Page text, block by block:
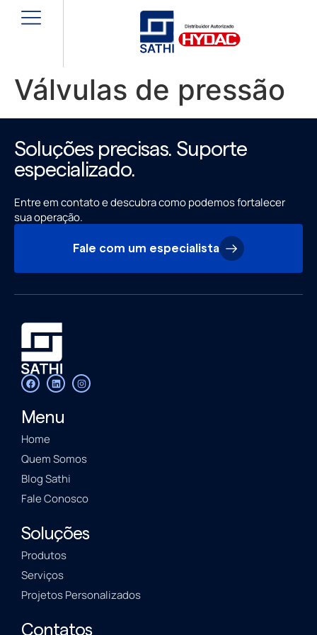
Válvulas de pressão
Soluções precisas. Suporte
especializado.
Entre em contato e descubra como podemos fortalecer
sua operação.
Fale com um especialista
Menu
Home
Quem Somos
Blog Sathi
Fale Conosco
Soluções
Produtos
Serviços
Projetos Personalizados
Contatos